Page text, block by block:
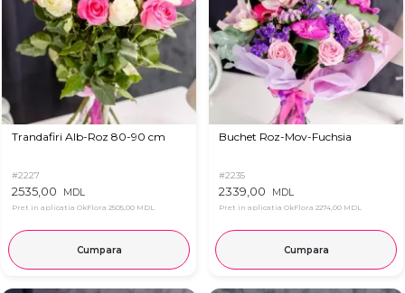
Trandafiri Alb-Roz 80-90 cm
#2227
2535,00 MDL
Pret in aplicatia OkFlora 2505,00 MDL
Cumpara
Buchet Roz-Mov-Fuchsia
#2235
2339,00 MDL
Pret in aplicatia OkFlora 2274,00 MDL
Cumpara